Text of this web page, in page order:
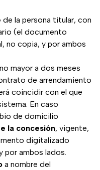
de la persona titular, con
(el documento
no copia, y por ambos
no mayor a dos meses
de arrendamiento
coincidir con el que
En caso
de domicilio
la concesión, vigente,
digitalizado
por ambos lados.
a nombre del